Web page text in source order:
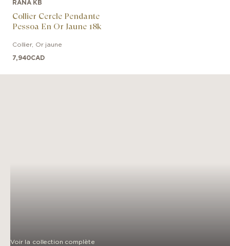
RANA KB
Collier Cercle Pendante
Pessoa En Or Jaune 18k
Collier, Or jaune
7,940CAD
Voir la collection complète